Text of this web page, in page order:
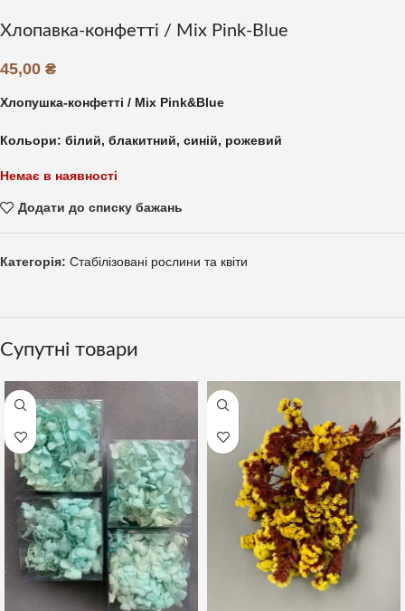
Хлопавка-конфетті / Mix Pink-Blue
45,00 ₴
Хлопушка-конфетті / Mix Pink&Blue
Кольори: білий, блакитний, синій, рожевий
Немає в наявності
Додати до списку бажань
Категорія: Стабілізовані рослини та квіти
Супутні товари